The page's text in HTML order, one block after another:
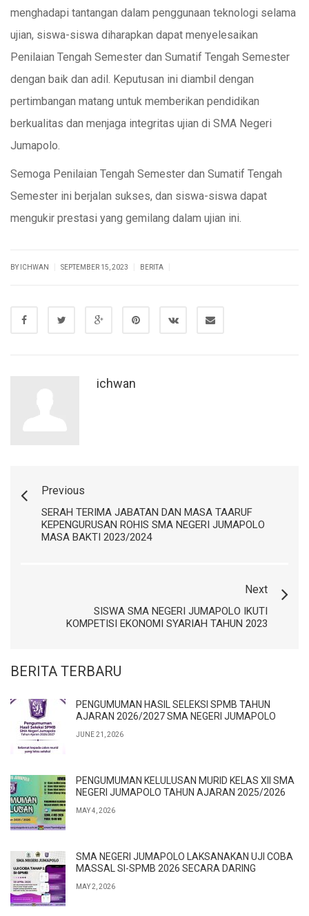
menghadapi tantangan dalam penggunaan teknologi selama
ujian, siswa-siswa diharapkan dapat menyelesaikan
Penilaian Tengah Semester dan Sumatif Tengah Semester
dengan baik dan adil. Keputusan ini diambil dengan
pertimbangan matang untuk memberikan pendidikan
berkualitas dan menjaga integritas ujian di SMA Negeri
Jumapolo.
Semoga Penilaian Tengah Semester dan Sumatif Tengah
Semester ini berjalan sukses, dan siswa-siswa dapat
mengukir prestasi yang gemilang dalam ujian ini.
BY ICHWAN SEPTEMBER 15, 2023 BERITA
ichwan
Previous
SERAH TERIMA JABATAN DAN MASA TAARUF
KEPENGURUSAN ROHIS SMA NEGERI JUMAPOLO
MASA BAKTI 2023/2024
Next
SISWA SMA NEGERI JUMAPOLO IKUTI
KOMPETISI EKONOMI SYARIAH TAHUN 2023
BERITA TERBARU
PENGUMUMAN HASIL SELEKSI SPMB TAHUN
AJARAN 2026/2027 SMA NEGERI JUMAPOLO
JUNE 21, 2026
PENGUMUMAN KELULUSAN MURID KELAS XII SMA
NEGERI JUMAPOLO TAHUN AJARAN 2025/2026
MAY 4, 2026
SMA NEGERI JUMAPOLO LAKSANAKAN UJI COBA
MASSAL SI-SPMB 2026 SECARA DARING
MAY 2, 2026